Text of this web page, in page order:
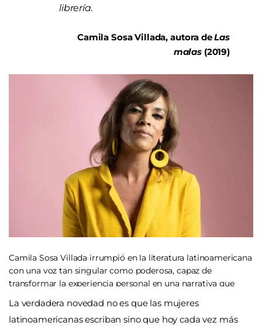
librería.
Camila Sosa Villada, autora deLas
malas (2019)
Camila Sosa Villada irrumpió en la literatura latinoamericana
con una voz tan singular como poderosa, capaz de
transformar la experiencia personal en una narrativa que
marginalidad.
La verdadera novedad no es que las mujeres
latinoamericanas escriban sino que hoy cada vez más